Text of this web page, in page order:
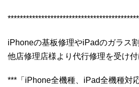
iPhoneの基板修理やiPadのガラス
他店修理店様より代行修理を受け付
***「iPhone全機種、iPad全機種対